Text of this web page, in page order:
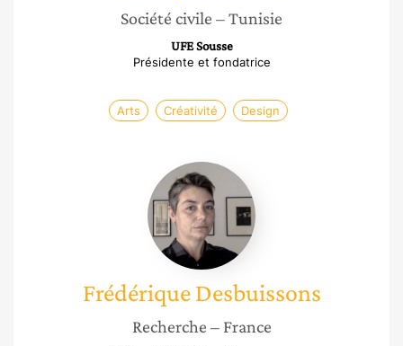
Société civile – Tunisie
UFE Sousse
Présidente et fondatrice
Arts Créativité Design
Frédérique
Desbuissons
Frédérique Desbuissons
Recherche – France